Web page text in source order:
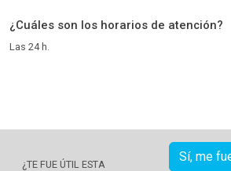
¿Cuáles son los horarios de atención?
Las 24 h.
¿TE FUE ÚTIL ESTA
Sí, me